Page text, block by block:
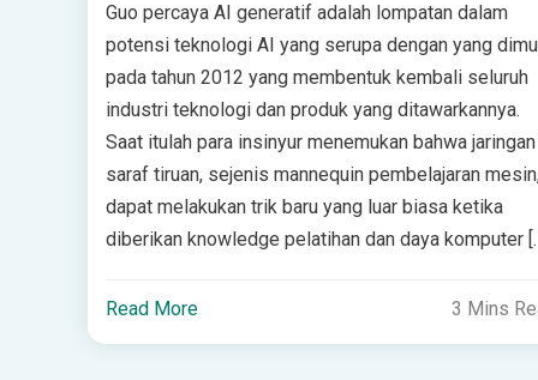
Guo percaya AI generatif adalah lompatan dalam
potensi teknologi AI yang serupa dengan yang
pada tahun 2012 yang membentuk kembali seluruh
industri teknologi dan produk yang ditawarkannya.
Saat itulah para insinyur menemukan bahwa jaringan
saraf tiruan, sejenis mannequin pembelajaran
dapat melakukan trik baru yang luar biasa ketika
diberikan knowledge pelatihan dan daya komputer
Read More 3 Mins